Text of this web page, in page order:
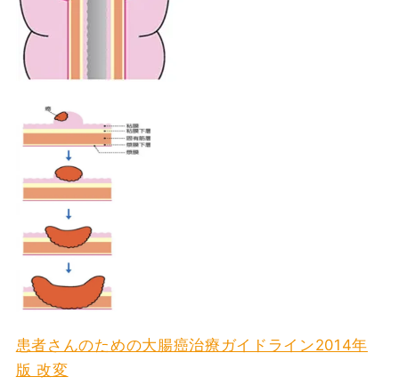
患者さんのための大腸癌治療ガイドライン2014年
版 改変